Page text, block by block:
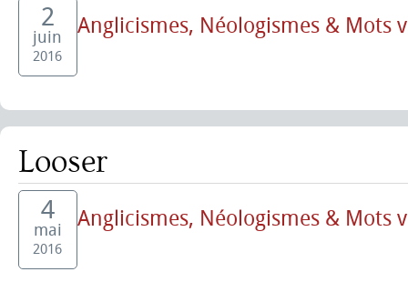
2
juin
2016
Anglicismes, Néologismes & Mots
Looser
4
mai
2016
Anglicismes, Néologismes & Mots